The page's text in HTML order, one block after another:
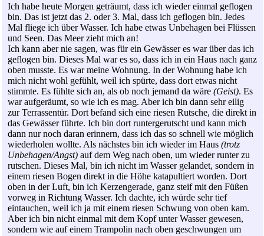
Ich habe heute Morgen geträumt, dass ich wieder einmal geflogen
bin. Das ist jetzt das 2. oder 3. Mal, dass ich geflogen bin. Jedes
Mal fliege ich über Wasser. Ich habe etwas Unbehagen bei Flüssen
und Seen. Das Meer zieht mich an!
Ich kann aber nie sagen, was für ein Gewässer es war über das ich
geflogen bin. Dieses Mal war es so, dass ich in ein Haus nach ganz
oben musste. Es war meine Wohnung. In der Wohnung habe ich
mich nicht wohl gefühlt, weil ich spürte, dass dort etwas nicht
stimmte. Es fühlte sich an, als ob noch jemand da wäre (Geist). Es
war aufgeräumt, so wie ich es mag. Aber ich bin dann sehr eilig
zur Terrassentür. Dort befand sich eine riesen Rutsche, die direkt in
das Gewässer führte. Ich bin dort runtergerutscht und kann mich
dann nur noch daran erinnern, dass ich das so schnell wie möglich
wiederholen wollte. Als nächstes bin ich wieder im Haus (trotz
Unbehagen/Angst) auf dem Weg nach oben, um wieder runter zu
rutschen. Dieses Mal, bin ich nicht im Wasser gelandet, sondern in
einem riesen Bogen direkt in die Höhe katapultiert worden. Dort
oben in der Luft, bin ich Kerzengerade, ganz steif mit den Füßen
vorweg in Richtung Wasser. Ich dachte, ich würde sehr tief
eintauchen, weil ich ja mit einem riesen Schwung von oben kam.
Aber ich bin nicht einmal mit dem Kopf unter Wasser gewesen,
sondern wie auf einem Trampolin nach oben geschwungen um